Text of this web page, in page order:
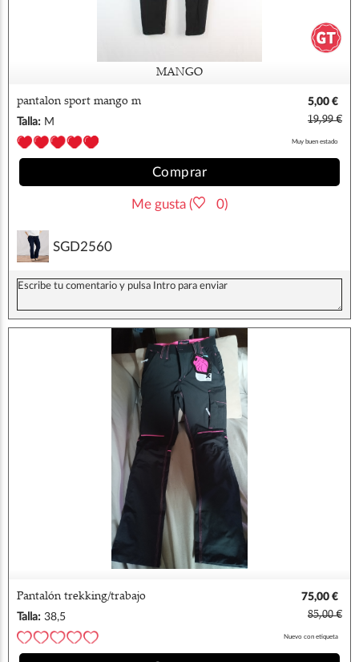
MANGO
pantalon sport mango m
5,00 €
Talla: M 19,99 €
Muy buen estado
Comprar
Me gusta ( 0)
SGD2560
Pantalón trekking/trabajo
75,00 €
Talla: 38,5 85,00 €
Nuevo con etiqueta